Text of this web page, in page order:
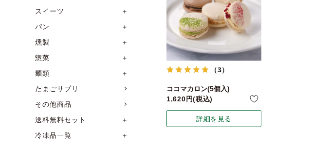
スイーツ
＋
パン
＋
燻製
＋
惣菜
＋
麺類
＋
たまごサプリ
その他商品
送料無料セット
＋
冷凍品一覧
＋
（3）
ココマカロン(5個入)
1,620
税込
詳細を見る